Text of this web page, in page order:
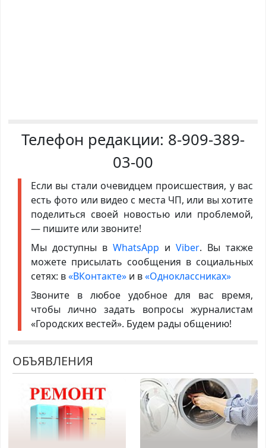
Телефон редакции: 8-909-389-
03-00
Если вы стали очевидцем происшествия, у вас
есть фото или видео с места ЧП, или вы хотите
поделиться своей новостью или проблемой,
— пишите или звоните!
Мы доступны в WhatsApp иViber. Вы также
можете присылать сообщения в социальных
сетях: в«ВКонтакте»и в«Одноклассниках»
Звоните в любое удобное для вас время,
чтобы лично задать вопросы журналистам
«Городских вестей». Будем рады общению!
ОБЪЯВЛЕНИЯ